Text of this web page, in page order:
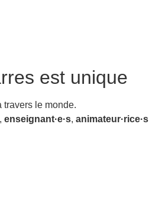
est unique
travers le monde.
, enseignant·e·s, animateur·rice·s